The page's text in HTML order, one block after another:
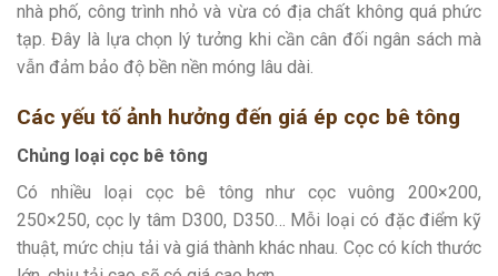
nhà phố, công trình nhỏ và vừa có địa chất không quá phức
tạp. Đây là lựa chọn lý tưởng khi cần cân đối ngân sách mà
vẫn đảm bảo độ bền nền móng lâu dài.
Các yếu tố ảnh hưởng đến giá ép cọc bê tông
Chủng loại cọc bê tông
Có nhiều loại cọc bê tông như cọc vuông 200×200,
250×250, cọc ly tâm D300, D350… Mỗi loại có đặc điểm kỹ
thuật, mức chịu tải và giá thành khác nhau. Cọc có kích thước